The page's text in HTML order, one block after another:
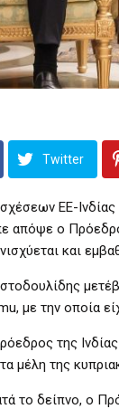
Twitter
ΕΕ-
απόψε ο
και
με την οποία
της
μέλη της
το δείπνο, ο